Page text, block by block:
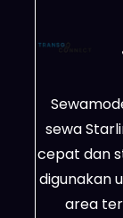
sewa
cepat dan
digunakan
area